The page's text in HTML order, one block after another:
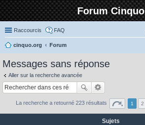
Forum Cinquo
Raccourcis FAQ
cinquo.org
Forum
Messages sans réponse
Aller sur la recherche avancée
La recherche a retourné 223 résultats 1 2
Sujets